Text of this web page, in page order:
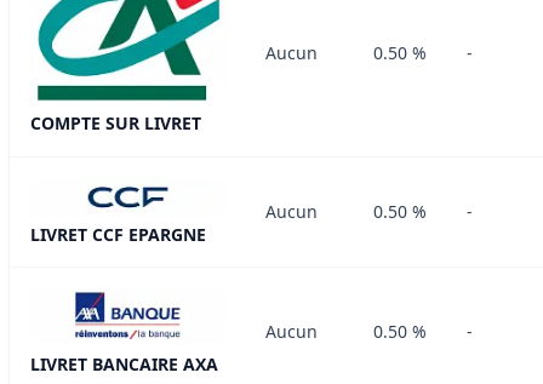
COMPTE SUR LIVRET
Aucun 0.50 % -
LIVRET CCF EPARGNE
Aucun 0.50 % -
LIVRET BANCAIRE AXA
Aucun 0.50 % -